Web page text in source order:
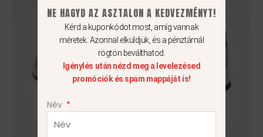
van.
A
változatok
a
termékoldalon
választhatók
NE HAGYD AZ ASZTALON A KEDVEZMÉNYT!
Kérd a kuponkódot most, amíg vannak
méretek. Azonnal elküldjük, és a pénztárnál
rögtön beválthatod.
Igénylés után nézd meg a levelezésed
promóciók és spam mappáját is!
Név